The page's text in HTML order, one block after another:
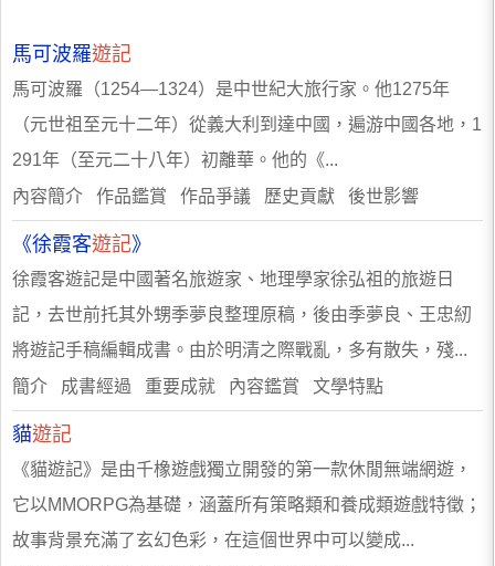
馬可波羅遊記
馬可波羅（1254—1324）是中世紀大旅行家。他1275年
（元世祖至元十二年）從義大利到達中國，遍游中國各地，1
291年（至元二十八年）初離華。他的《...
內容簡介 作品鑑賞 作品爭議 歷史貢獻 後世影響
《徐霞客遊記》
徐霞客遊記是中國著名旅遊家、地理學家徐弘祖的旅遊日
記，去世前托其外甥季夢良整理原稿，後由季夢良、王忠紉
將遊記手稿編輯成書。由於明清之際戰亂，多有散失，殘...
簡介 成書經過 重要成就 內容鑑賞 文學特點
貓遊記
《貓遊記》是由千橡遊戲獨立開發的第一款休閒無端網遊，
它以MMORPG為基礎，涵蓋所有策略類和養成類遊戲特徵；
故事背景充滿了玄幻色彩，在這個世界中可以變成...